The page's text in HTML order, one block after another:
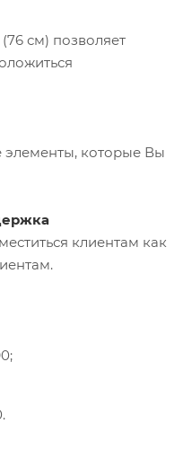
см) позволяет
элементы, которые Вы
клиентам как